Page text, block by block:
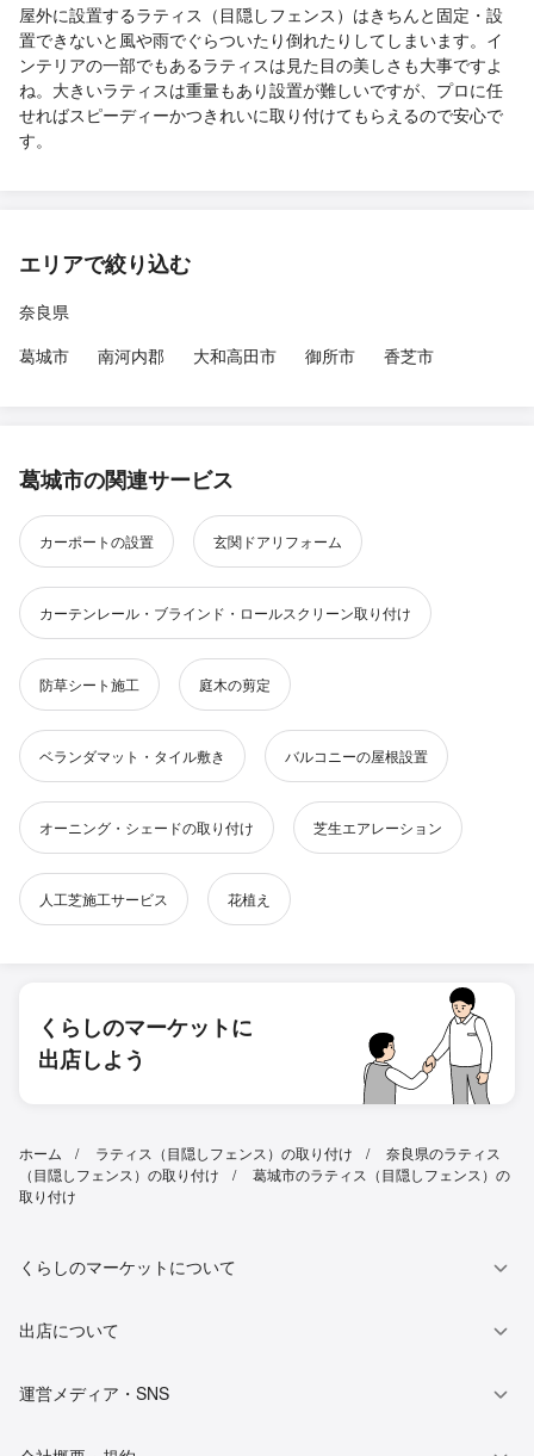
屋外に設置するラティス（目隠しフェンス）はきちんと固定・設
置できないと風や雨でぐらついたり倒れたりしてしまいます。イ
ンテリアの一部でもあるラティスは見た目の美しさも大事ですよ
ね。大きいラティスは重量もあり設置が難しいですが、プロに任
せればスピーディーかつきれいに取り付けてもらえるので安心で
す。
エリアで絞り込む
奈良県
葛城市
南河内郡 大和高田市 御所市 香芝市
葛城市の関連サービス
カーポートの設置 玄関ドアリフォーム
カーテンレール・ブラインド・ロールスクリーン取り付け
防草シート施工 庭木の剪定
ベランダマット・タイル敷き バルコニーの屋根設置
オーニング・シェードの取り付け 芝生エアレーション
人工芝施工サービス 花植え
くらしのマーケットに
出店しよう
ホーム ラティス（目隠しフェンス）の取り付け
奈良県のラティス
（目隠しフェンス）の取り付け
葛城市のラティス（目隠しフェンス）の
取り付け
くらしのマーケットについて
出店について
運営メディア・SNS